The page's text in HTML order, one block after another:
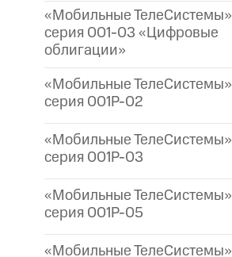
«Мобильные ТелеСистемы»
серия 001-03 «Цифровые
облигации»
«Мобильные ТелеСистемы»
серия 001P-02
«Мобильные ТелеСистемы»
серия 001P-03
«Мобильные ТелеСистемы»
серия 001P-05
«Мобильные ТелеСистемы»